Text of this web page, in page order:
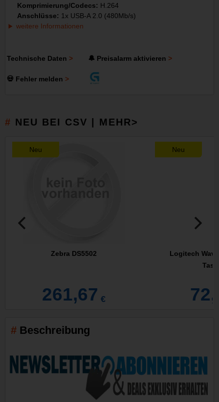
Komprimierung/Codecs: H.264
Anschlüsse: 1x USB-A 2.0 (480Mb/s)
weitere Informationen
Technische Daten 🔔 Preisalarm aktivieren
💀 Fehler melden
NEU BEI CSV | MEHR>
Neu
Zebra DS5502
261,67 €
Neu
Logitech
Beschreibung